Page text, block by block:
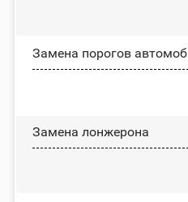
Замена порогов
Замена лонжерона